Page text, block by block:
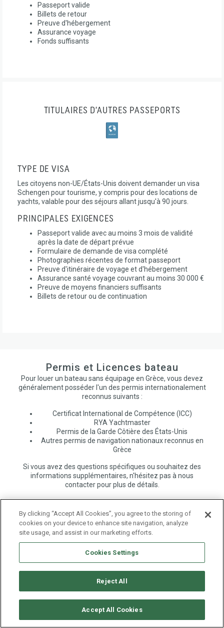
Passeport valide
Billets de retour
Preuve d'hébergement
Assurance voyage
Fonds suffisants
TITULAIRES D’AUTRES PASSEPORTS
TYPE DE VISA
Les citoyens non-UE/États-Unis doivent demander un visa
Schengen pour tourisme, y compris pour des locations de
yachts, valable pour des séjours allant jusqu'à 90 jours.
PRINCIPALES EXIGENCES
Passeport valide avec au moins 3 mois de validité
après la date de départ prévue
Formulaire de demande de visa complété
Photographies récentes de format passeport
Preuve d'itinéraire de voyage et d'hébergement
Assurance santé voyage couvrant au moins 30 000 €
Preuve de moyens financiers suffisants
Billets de retour ou de continuation
Permis et Licences bateau
Pour louer un bateau sans équipage en Grèce, vous devez
généralement posséder l'un des permis internationalement
reconnus suivants :
Certificat International de Compétence (ICC)
RYA Yachtmaster
Permis de la Garde Côtière des États-Unis
Autres permis de navigation nationaux reconnus en
Grèce
Si vous avez des questions spécifiques ou souhaitez des
informations supplémentaires, n'hésitez pas à nous
contacter pour plus de détails.
By clicking “Accept All Cookies”, you agree to the storing of
cookies on your device to enhance site navigation, analyze
site usage, and assist in our marketing efforts.
Cookies Settings
Reject All
Accept All Cookies